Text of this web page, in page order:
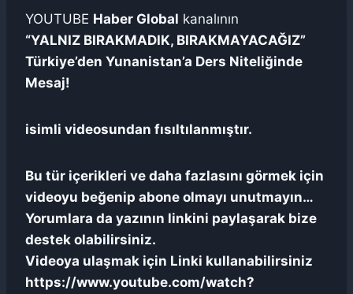
YOUTUBE Haber Global kanalının
“YALNIZ BIRAKMADIK, BIRAKMAYACAĞIZ”
Türkiye’den Yunanistan’a Ders Niteliğinde
Mesaj!
isimli videosundan fısıltılanmıştır.
Bu tür içerikleri ve daha fazlasını görmek için
videoyu beğenip abone olmayı unutmayın…
Yorumlara da yazının linkini paylaşarak bize
destek olabilirsiniz.
Videoya ulaşmak için Linki kullanabilirsiniz
https://www.youtube.com/watch?